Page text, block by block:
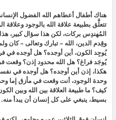
هناك أطفال أعطاهم الله الفضول
تتعلَّق بطبيعة علاقة الله بالوجود وعلاقة
المُهندِس بركات، لكن هذا سؤال كبير،
وقِدم الدين، الله – تبارك وتعالى –
يُوجِد الكون، أين أوجده؟ هل أوجده في
يُوجَد فراغ؟ هل الله محدود إذن؟ وقعت
هكذا، إذن أين أوجده؟ هل أوجده في
وحدة الوجود، أنت وقعت في مأزق إما
كيف؟ ما طبيعة العلاقة بين الله وبين
بسيط، ينبغي على كل إنسان أن يبدأ منه.